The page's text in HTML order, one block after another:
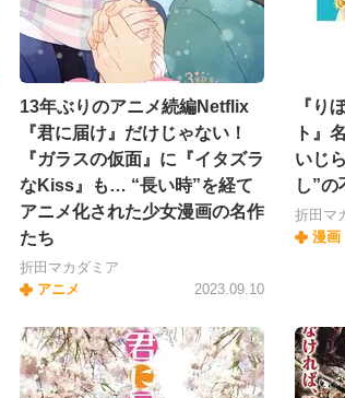
13年ぶりのアニメ続編Netflix
『君に届け』だけじゃない！
『ガラスの仮面』に『イタズラ
なKiss』も… “長い時”を経て
アニメ化された少女漫画の名作
たち
折田マカダミア
アニメ
2023.09.10
『り
ト』
いじ
し”
折田マ
漫画